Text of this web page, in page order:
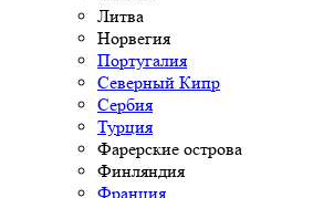
Литва
Норвегия
Португалия
Северный Кипр
Сербия
Турция
Фарерские острова
Финляндия
Франция